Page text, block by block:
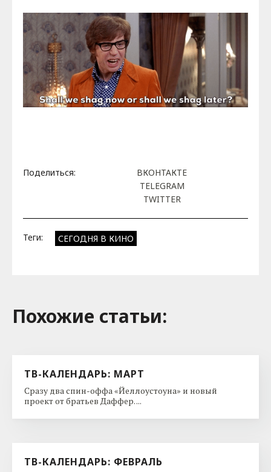
Поделиться:
ВКОНТАКТЕ
TELEGRAM
TWITTER
Теги: СЕГОДНЯ В КИНО
Похожие cтатьи:
ТВ-КАЛЕНДАРЬ: МАРТ
Сразу два спин-оффа «Йеллоустоуна» и новый
проект от братьев Даффер. ...
ТВ-КАЛЕНДАРЬ: ФЕВРАЛЬ